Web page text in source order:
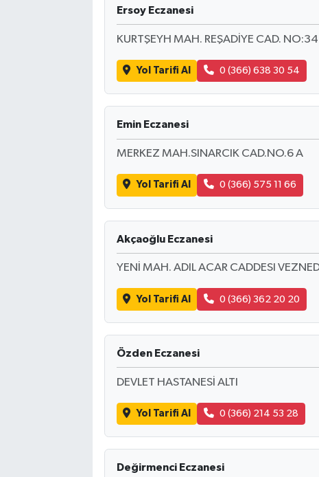
Ersoy Eczanesi
KURTŞEYH MAH. REŞADİYE CAD. NO:34
Yol Tarifi Al 0 (366) 638 30 54
Emin Eczanesi
MERKEZ MAH.SINARCIK CAD.NO.6 A
Yol Tarifi Al 0 (366) 575 11 66
Akçaoğlu Eczanesi
YENİ MAH. ADIL ACAR CADDESI
Yol Tarifi Al 0 (366) 362 20 20
Özden Eczanesi
DEVLET HASTANESİ ALTI
Yol Tarifi Al 0 (366) 214 53 28
Değirmenci Eczanesi